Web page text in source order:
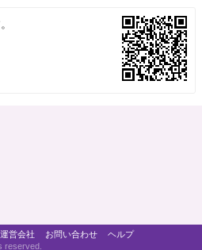
運営会社 お問い合わせ
ヘルプ
reserved.